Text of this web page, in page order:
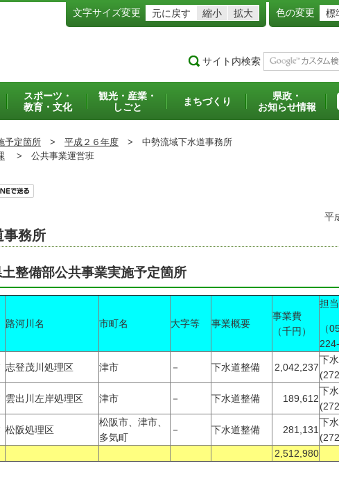
文字サイズ変更 元に戻す 縮小 拡大 色の変更 標
サイト内検索
スポーツ・
教育・文化
観光・産業・
しごと
まちづくり
県政・
お知らせ情報
予定箇所 > 平成２６年度 > 中勢流域下水道事務所
> 公共事業運営班
平
事務所
整備部公共事業実施予定箇所
路河川名 市町名 大字等 事業概要
事業費
（千円）
担
（
224-
志登茂川処理区 津市 － 下水道整備 2,042,237
下
雲出川左岸処理区 津市 － 下水道整備 189,612
下
松阪処理区
松阪市、津市、
多気町
－ 下水道整備 281,131
下
2,512,980